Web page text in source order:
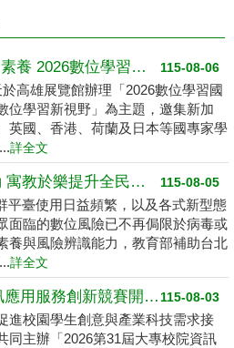
115-08-06
匯聚全球視野深化師生AI素養 2026數位學習國際論壇高雄登場
高雄展覽館辦理「2026數位學習國
位學習新視野」為主題，邀集新加
英國、香港、荷蘭及日本等國專家學
詳全文
115-08-05
「夏日網安總動員」啟動 寓教於樂提升全民數位素養
平臺使用日益頻繁，以及各式新型態
面臨的數位風險已不再侷限於病毒或
養與風險辨識能力，教育部補助台北
詳全文
115-08-03
2026第31屆大專校院資訊應用服務創新競賽開跑了 請高中職以上學生踴躍報名
進校園學生創意與產業科技需求接
同主辦「2026第31屆大專校院資訊